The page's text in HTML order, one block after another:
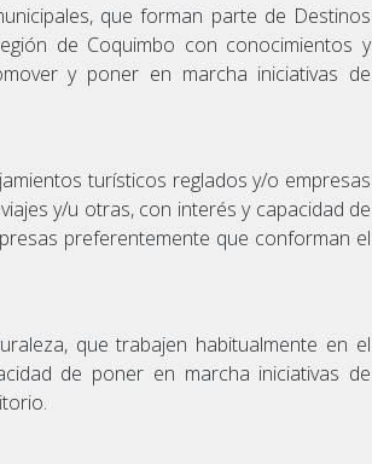
que forman parte de Destinos
de Coquimbo con conocimientos y
y poner en marcha iniciativas de
turísticos reglados y/o empresas
y/u otras, con interés y capacidad de
preferentemente que conforman el
que trabajen habitualmente en el
de poner en marcha iniciativas de